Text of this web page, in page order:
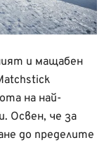
и мащабен
на най-
Освен, че за
до пределите